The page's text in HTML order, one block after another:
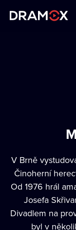
V Brně
Činoherní
Od 1976 hrál
Josefa
Divadlem na
byl v